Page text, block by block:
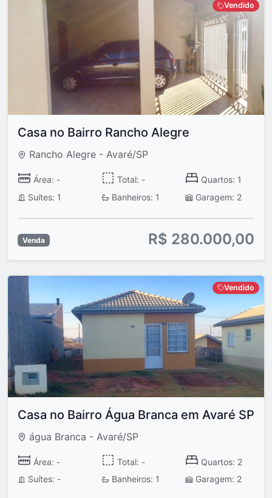
Vendido
Casa no Bairro Rancho Alegre
Rancho Alegre - Avaré/SP
Área: - Total: -
Quartos: 1
Suítes: 1
Banheiros: 1 Garagem: 2
Venda R$ 280.000,00
Vendido
Casa no Bairro Água Branca em Avaré SP
água Branca - Avaré/SP
Área: - Total: -
Quartos: 2
Suítes: -
Banheiros: 1 Garagem: 2